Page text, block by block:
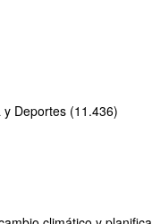
Deportes (11.436)